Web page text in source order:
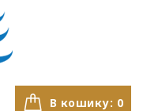
В кошику: 0